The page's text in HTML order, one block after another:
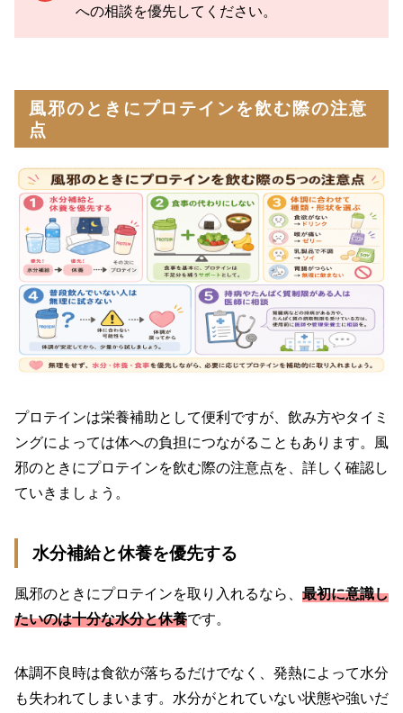
への相談を優先してください。
風邪のときにプロテインを飲む際の注意
点
プロテインは栄養補助として便利ですが、飲み方やタイミ
ングによっては体への負担につながることもあります。風
邪のときにプロテインを飲む際の注意点を、詳しく確認し
ていきましょう。
水分補給と休養を優先する
風邪のときにプロテインを取り入れるなら、 最初に意識し
たいのは十分な水分と休養です。
体調不良時は食欲が落ちるだけでなく、発熱によって水分
も失われてしまいます。水分がとれていない状態や強いだ